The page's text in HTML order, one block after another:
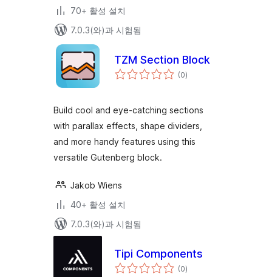
70+ 활성 설치
7.0.3(와)과 시험됨
TZM Section Block
(0전
체)
Build cool and eye-catching sections
with parallax effects, shape dividers,
and more handy features using this
versatile Gutenberg block.
Jakob Wiens
40+ 활성 설치
7.0.3(와)과 시험됨
Tipi Components
(0전
체)